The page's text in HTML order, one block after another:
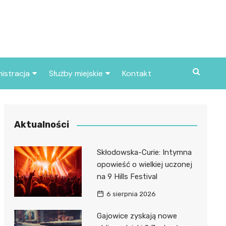
miasta
Służby miejskie
Policja
Kontakt
Aktualności
Skłodowska-Curie: Intymna
opowieść o wielkiej uczonej
na 9 Hills Festival
6 sierpnia 2026
Gajowice zyskają nowe